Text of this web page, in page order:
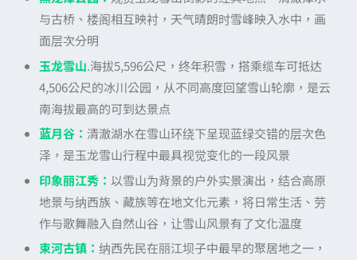
与古桥、楼阁相互映衬，天气晴朗时雪峰映入水中，画
面层次分明
玉龙雪山.海拔5,596公尺，终年积雪，搭乘缆车可抵达
4,506公尺的冰川公园，从不同高度回望雪山轮廓，是云
南海拔最高的可到达景点
蓝月谷： 清澈湖水在雪山环绕下呈现蓝绿交错的层次色
泽，是玉龙雪山行程中最具视觉变化的一段风景
印象丽江秀： 以雪山为背景的户外实景演出，结合高原
地景与纳西族、藏族等在地文化元素，将日常生活、劳
作与歌舞融入自然山谷，让雪山风景有了文化温度
束河古镇： 纳西先民在丽江坝子中最早的聚居地之一，